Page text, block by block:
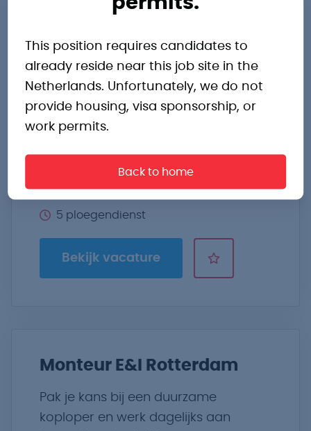
This position requires candidates to
already reside near this job site in the
Netherlands. Unfortunately, we do not
provide housing, visa sponsorship, or
work permits.
Back to home
Joure
Pak je kans bij een duurzame
werkgever met goede verdiensten en
groei.
€3.000,- tot €3.300,- p.m.
Energie en afval, Rubber en kunststof
5 ploegendienst
Bekijk vacature
Monteur E&I Rotterdam
Pak je kans bij een duurzame
koploper en werk dagelijks aan